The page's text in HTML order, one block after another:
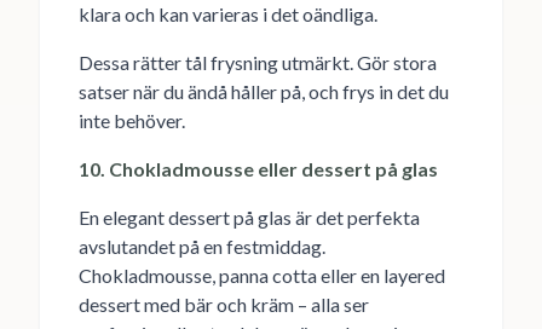
klara och kan varieras i det oändliga.
Dessa rätter tål frysning utmärkt. Gör stora
satser när du ändå håller på, och frys in det du
inte behöver.
10. Chokladmousse eller dessert på glas
En elegant dessert på glas är det perfekta
avslutandet på en festmiddag.
Chokladmousse, panna cotta eller en layered
dessert med bär och kräm – alla ser